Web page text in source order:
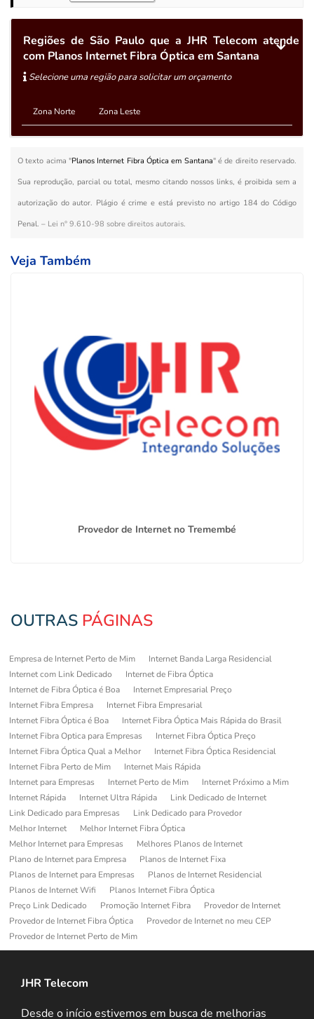
Regiões de São Paulo que a JHR Telecom atende
com Planos Internet Fibra Óptica em Santana
Selecione uma região para solicitar um orçamento
Zona Norte Zona Leste
O texto acima "Planos Internet Fibra Óptica em Santana" é de direito reservado.
Sua reprodução, parcial ou total, mesmo citando nossos links, é proibida sem a
autorização do autor. Plágio é crime e está previsto no artigo 184 do Código
Penal. – Lei n° 9.610-98 sobre direitos autorais.
Veja Também
Provedor de Internet no Tremembé
OUTRAS PÁGINAS
Empresa de Internet Perto de Mim
Internet Banda Larga Residencial
Internet com Link Dedicado
Internet de Fibra Óptica
Internet de Fibra Óptica é Boa
Internet Empresarial Preço
Internet Fibra Empresa
Internet Fibra Empresarial
Internet Fibra Óptica é Boa
Internet Fibra Óptica Mais Rápida do Brasil
Internet Fibra Optica para Empresas
Internet Fibra Óptica Preço
Internet Fibra Óptica Qual a Melhor
Internet Fibra Óptica Residencial
Internet Fibra Perto de Mim
Internet Mais Rápida
Internet para Empresas
Internet Perto de Mim
Internet Próximo a Mim
Internet Rápida
Internet Ultra Rápida
Link Dedicado de Internet
Link Dedicado para Empresas
Link Dedicado para Provedor
Melhor Internet
Melhor Internet Fibra Óptica
Melhor Internet para Empresas
Melhores Planos de Internet
Plano de Internet para Empresa
Planos de Internet Fixa
Planos de Internet para Empresas
Planos de Internet Residencial
Planos de Internet Wifi
Planos Internet Fibra Óptica
Preço Link Dedicado
Promoção Internet Fibra
Provedor de Internet
Provedor de Internet Fibra Óptica
Provedor de Internet no meu CEP
Provedor de Internet Perto de Mim
JHR Telecom
Desde o início estivemos em busca de melhorias